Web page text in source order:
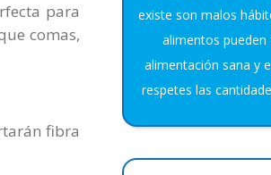
para
comas,
fibra
existe son malos
alimentos
alimentación sana y
respetes las